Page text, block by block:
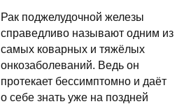
Рак поджелудочной железы
справедливо называют одним из
самых коварных и тяжёлых
онкозаболеваний. Ведь он
протекает бессимптомно и даёт
о себе знать уже на поздней